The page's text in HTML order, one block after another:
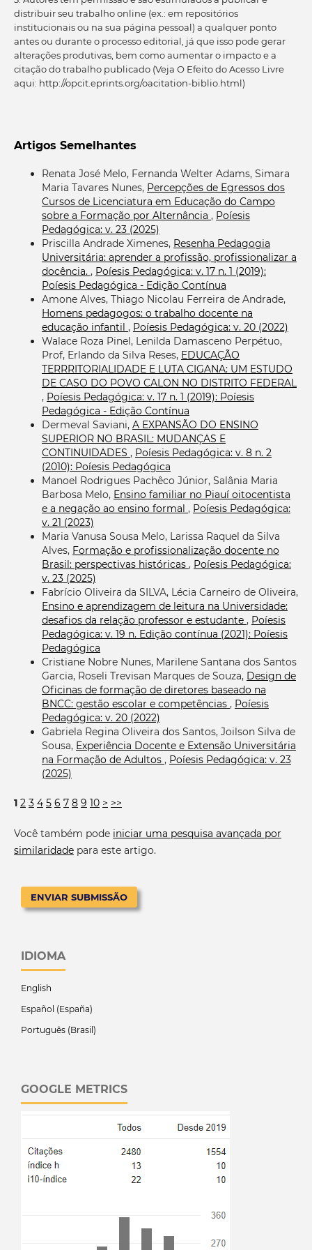
distribuir seu trabalho online (ex.: em repositórios
institucionais ou na sua página pessoal) a qualquer ponto
antes ou durante o processo editorial, já que isso pode gerar
alterações produtivas, bem como aumentar o impacto e a
citação do trabalho publicado (Veja O Efeito do Acesso Livre
aqui: http://opcit.eprints.org/oacitation-biblio.html)
Artigos Semelhantes
Renata José Melo, Fernanda Welter Adams, Simara
Maria Tavares Nunes, Percepções de Egressos dos
Cursos de Licenciatura em Educação do Campo
sobre a Formação por Alternância , Poíesis
Pedagógica: v. 23 (2025)
Priscilla Andrade Ximenes, Resenha Pedagogia
Universitária: aprender a profissão, profissionalizar a
docência. , Poíesis Pedagógica: v. 17 n. 1 (2019):
Poíesis Pedagógica - Edição Contínua
Amone Alves, Thiago Nicolau Ferreira de Andrade,
Homens pedagogos: o trabalho docente na
educação infantil , Poíesis Pedagógica: v. 20 (2022)
Walace Roza Pinel, Lenilda Damasceno Perpétuo,
Prof, Erlando da Silva Reses, EDUCAÇÃO
TERRRITORIALIDADE E LUTA CIGANA: UM ESTUDO
DE CASO DO POVO CALON NO DISTRITO FEDERAL
, Poíesis Pedagógica: v. 17 n. 1 (2019): Poíesis
Pedagógica - Edição Contínua
Dermeval Saviani, A EXPANSÃO DO ENSINO
SUPERIOR NO BRASIL: MUDANÇAS E
CONTINUIDADES , Poíesis Pedagógica: v. 8 n. 2
(2010): Poíesis Pedagógica
Manoel Rodrigues Pachêco Júnior, Salânia Maria
Barbosa Melo, Ensino familiar no Piauí oitocentista
e a negação ao ensino formal , Poíesis Pedagógica:
v. 21 (2023)
Maria Vanusa Sousa Melo, Larissa Raquel da Silva
Alves, Formação e profissionalização docente no
Brasil: perspectivas históricas , Poíesis Pedagógica:
v. 23 (2025)
Fabrício Oliveira da SILVA, Lécia Carneiro de Oliveira,
Ensino e aprendizagem de leitura na Universidade:
desafios da relação professor e estudante , Poíesis
Pedagógica: v. 19 n. Edição contínua (2021): Poíesis
Pedagógica
Cristiane Nobre Nunes, Marilene Santana dos Santos
Garcia, Roseli Trevisan Marques de Souza, Design de
Oficinas de formação de diretores baseado na
BNCC: gestão escolar e competências , Poíesis
Pedagógica: v. 20 (2022)
Gabriela Regina Oliveira dos Santos, Joilson Silva de
Sousa, Experiência Docente e Extensão Universitária
na Formação de Adultos , Poíesis Pedagógica: v. 23
(2025)
1 2 3 4 5 6 7 8 9 10 > >>
Você também pode iniciar uma pesquisa avançada por
similaridadepara este artigo.
ENVIAR SUBMISSÃO
IDIOMA
English
Español (España)
Português (Brasil)
GOOGLE METRICS